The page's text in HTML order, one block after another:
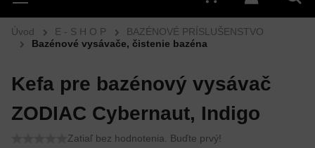
Menu Prihlásiť
Úvod E - S H O P
BAZÉNOVÉ PRÍSLUŠENSTVO
Bazénové vysávače, čistenie bazéna
Kefa pre bazénový vysávač
ZODIAC Cybernaut, Indigo
Zatiaľ bez hodnotenia. Buďte prvý!